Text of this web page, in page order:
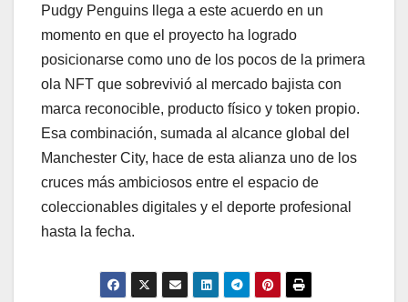
Pudgy Penguins llega a este acuerdo en un
momento en que el proyecto ha logrado
posicionarse como uno de los pocos de la primera
ola NFT que sobrevivió al mercado bajista con
marca reconocible, producto físico y token propio.
Esa combinación, sumada al alcance global del
Manchester City, hace de esta alianza uno de los
cruces más ambiciosos entre el espacio de
coleccionables digitales y el deporte profesional
hasta la fecha.